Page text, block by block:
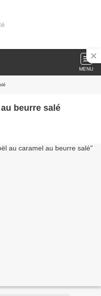
MENU
beurre salé